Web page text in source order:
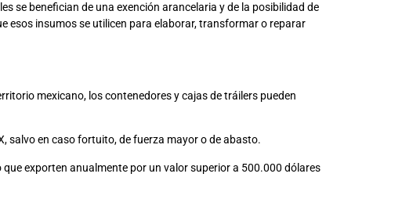
se benefician de una exención arancelaria y de la posibilidad de
esos insumos se utilicen para elaborar, transformar o reparar
mexicano, los contenedores y cajas de tráilers pueden
salvo en caso fortuito, de fuerza mayor o de abasto.
exporten anualmente por un valor superior a 500.000 dólares